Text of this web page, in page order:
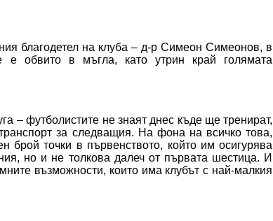
благодетел на клуба – д-р Симеон Симеонов, в
е обвито в мъгла, като утрин край голямата
– футболистите не знаят днес къде ще тренират,
за следващия. На фона на всичко това,
брой точки в първенството, който им осигурява
но и не толкова далеч от първата шестица. И
възможности, които има клубът с най-малкия